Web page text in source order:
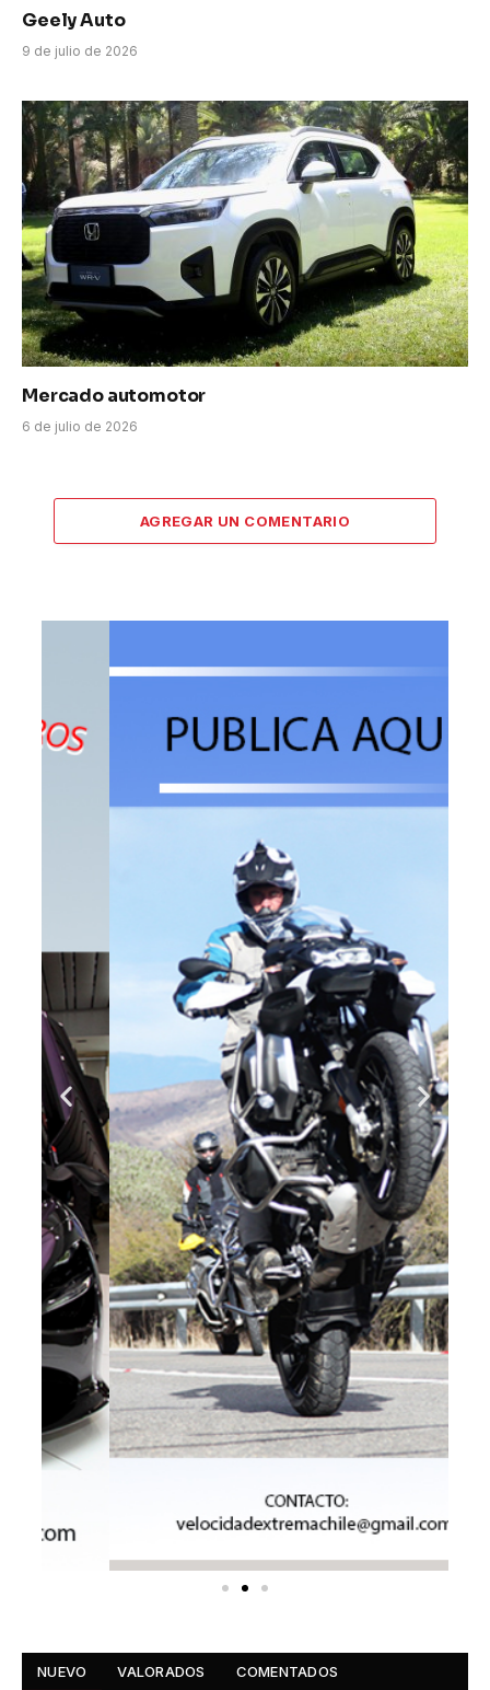
Geely Auto
9 de julio de 2026
Mercado automotor
6 de julio de 2026
AGREGAR UN COMENTARIO
NUEVO VALORADOS COMENTADOS